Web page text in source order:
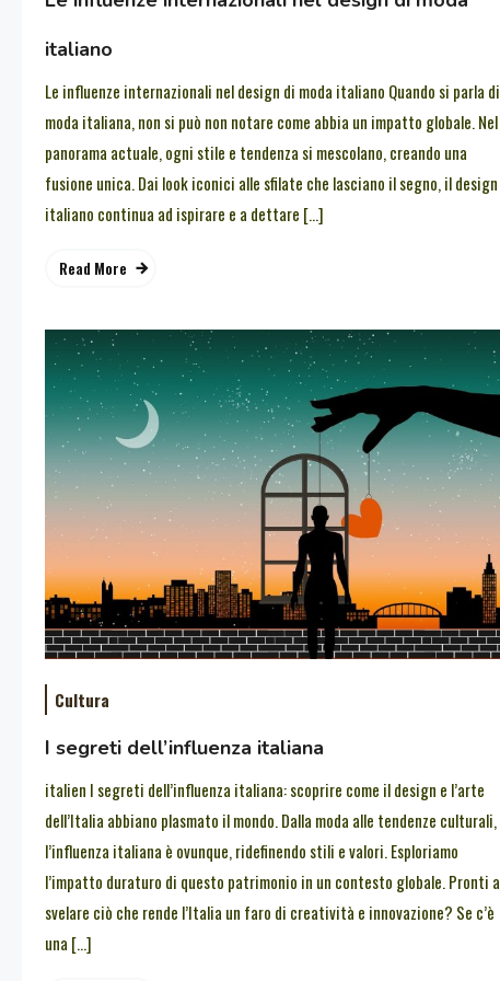
italiano
Le influenze internazionali nel design di moda italiano Quando si parla di
moda italiana, non si può non notare come abbia un impatto globale. Nel
panorama actuale, ogni stile e tendenza si mescolano, creando una
fusione unica. Dai look iconici alle sfilate che lasciano il segno, il design
italiano continua ad ispirare e a dettare […]
Read More
Cultura
I segreti dell’influenza italiana
italien I segreti dell’influenza italiana: scoprire come il design e l’arte
dell’Italia abbiano plasmato il mondo. Dalla moda alle tendenze culturali,
l’influenza italiana è ovunque, ridefinendo stili e valori. Esploriamo
l’impatto duraturo di questo patrimonio in un contesto globale. Pronti a
svelare ciò che rende l’Italia un faro di creatività e innovazione? Se c’è
una […]